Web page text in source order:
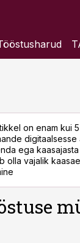
on enam kui
digitaalsesse
ega
olla vajalik